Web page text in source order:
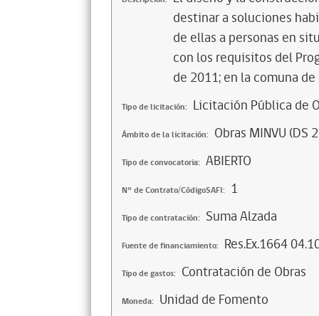
destinar a soluciones
de ellas a personas en
con los requisitos del
de 2011; en la comuna de
Tipo de licitación: Licitación Pública de
Ámbito de la licitación: Obras MINVU (DS
Tipo de convocatoria: ABIERTO
N° de Contrato/CódigoSAFI: 1
Tipo de contratación: Suma Alzada
Fuente de financiamiento: Res.Ex.1664
Tipo de gastos: Contratación de Obras
Moneda: Unidad de Fomento